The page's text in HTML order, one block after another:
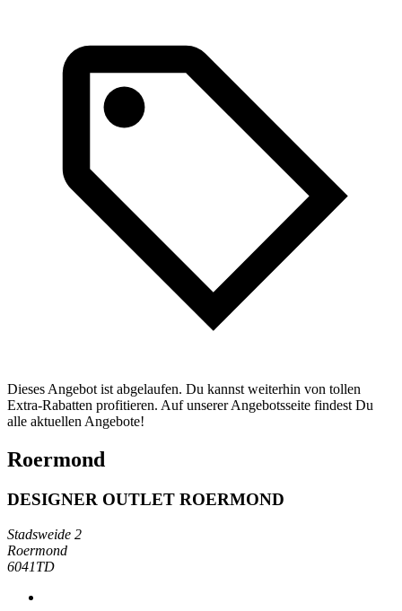
Dieses Angebot ist abgelaufen. Du kannst weiterhin von tollen
Extra-Rabatten profitieren. Auf unserer Angebotsseite findest Du
alle aktuellen Angebote!
Roermond
DESIGNER OUTLET ROERMOND
Stadsweide 2
Roermond
6041TD